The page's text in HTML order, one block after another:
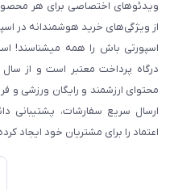
ویدئوهای اختصاصی برای هر
از ویژگی‌های خرید هوشمندانه در
اسپورتی‌ باش را همه میشناسند!
محتوای ارزشمند و رایگان ورزشی
ارسال سریع سفارشات، پشتیبانی
اعتماد را برای مشتریان خود ایجاد